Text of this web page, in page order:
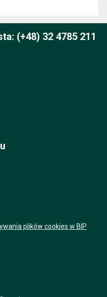
(+48) 32 4785 211
plików cookies w BIP